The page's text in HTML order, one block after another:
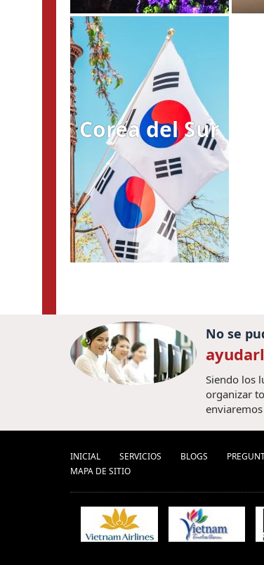
Corea del Sur
No se
Siendo los
organizar
INICIAL SERVICIOS BLOGS
MAPA DE SITIO